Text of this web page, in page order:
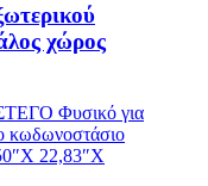
χώρος